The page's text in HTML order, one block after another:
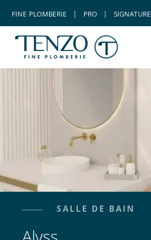
FINE PLOMBERIE | PRO | SIGNATURE
SALLE DE BAIN